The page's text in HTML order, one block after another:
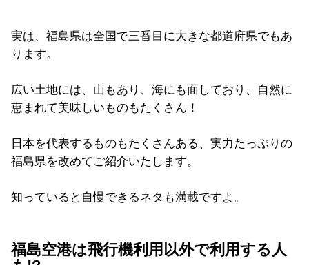
実は、福島県は全国で三番目に大きな都道府県でもあ
ります。
広い土地には、山もあり、海にも面しており、自然に
恵まれて美味しいものもたくさん！
日本を代表するものもたくさんある、実力たっぷりの
福島県を改めてご紹介いたします。
知っていると自慢できるネタも満載ですよ。
福島空港は飛行機利用以外で利用する人